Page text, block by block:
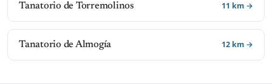
Tanatorio de Torremolinos 11 km →
Tanatorio de Almogía 12 km →